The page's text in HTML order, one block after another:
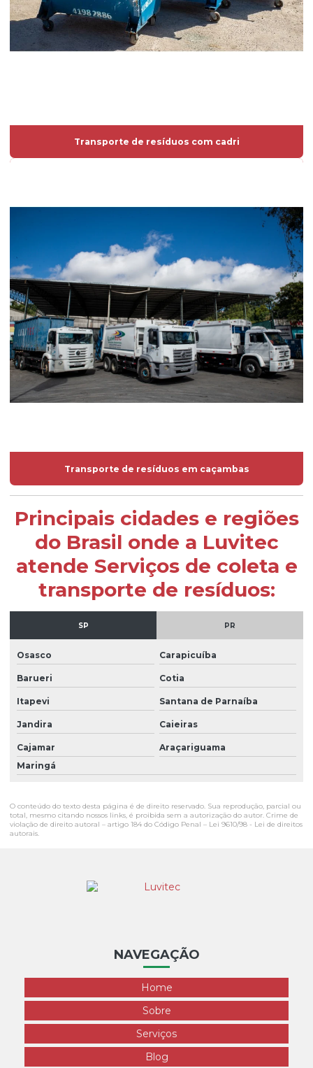
Transporte de resíduos com cadri
Transporte de resíduos em caçambas
Principais cidades e regiões
do Brasil onde a Luvitec
atende Serviços de coleta e
transporte de resíduos:
SP PR
Osasco Carapicuíba
Barueri Cotia
Itapevi Santana de Parnaíba
Jandira Caieiras
Cajamar
Araçariguama
Maringá
O conteúdo do texto desta página é de direito reservado. Sua reprodução, parcial ou
total, mesmo citando nossos links, é proibida sem a autorização do autor. Crime de
violação de direito autoral – artigo 184 do Código Penal – Lei 9610/98 - Lei de direitos
autorais.
NAVEGAÇÃO
Home
Sobre
Serviços
Blog